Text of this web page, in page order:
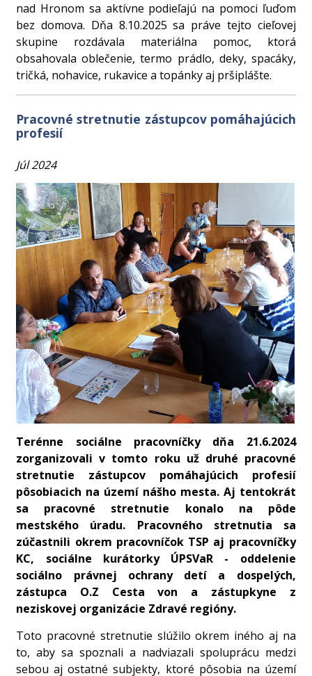
nad Hronom sa aktívne podieľajú na pomoci ľuďom
bez domova. Dňa 8.10.2025 sa práve tejto cieľovej
skupine rozdávala materiálna pomoc, ktorá
obsahovala oblečenie, termo prádlo, deky, spacáky,
tričká, nohavice, rukavice a topánky aj pršiplášte.
Pracovné stretnutie zástupcov pomáhajúcich
profesií
Júl 2024
Terénne sociálne pracovníčky dňa 21.6.2024
zorganizovali v tomto roku už druhé pracovné
stretnutie zástupcov pomáhajúcich profesií
pôsobiacich na území nášho mesta. Aj tentokrát
sa pracovné stretnutie konalo na pôde
mestského úradu. Pracovného stretnutia sa
zúčastnili okrem pracovníčok TSP aj pracovníčky
KC, sociálne kurátorky ÚPSVaR - oddelenie
sociálno právnej ochrany detí a dospelých,
zástupca O.Z Cesta von a zástupkyne z
neziskovej organizácie Zdravé regióny.
Toto pracovné stretnutie slúžilo okrem iného aj na
to, aby sa spoznali a nadviazali spoluprácu medzi
sebou aj ostatné subjekty, ktoré pôsobia na území